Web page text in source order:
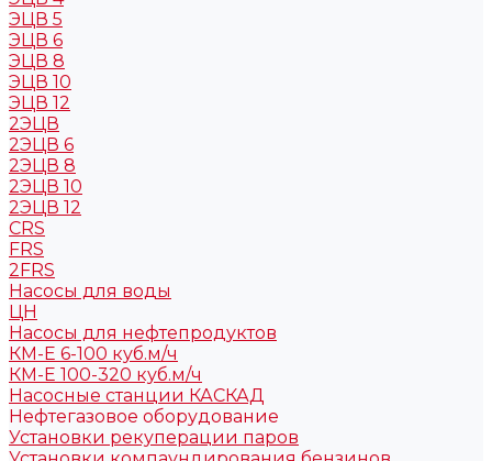
ЭЦВ 5
ЭЦВ 6
ЭЦВ 8
ЭЦВ 10
ЭЦВ 12
2ЭЦВ
2ЭЦВ 6
2ЭЦВ 8
2ЭЦВ 10
2ЭЦВ 12
CRS
FRS
2FRS
Насосы для воды
ЦН
Насосы для нефтепродуктов
КМ-Е 6-100 куб.м/ч
КМ-Е 100-320 куб.м/ч
Насосные станции КАСКАД
Нефтегазовое оборудование
Установки рекуперации паров